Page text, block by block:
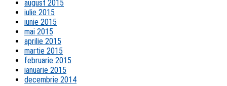
august 2015
iulie 2015
iunie 2015
mai 2015
aprilie 2015
martie 2015
februarie 2015
ianuarie 2015
decembrie 2014